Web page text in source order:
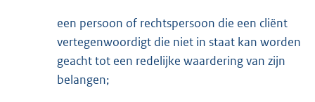
een persoon of rechtspersoon die een cliënt
vertegenwoordigt die niet in staat kan worden
geacht tot een redelijke waardering van zijn
belangen;